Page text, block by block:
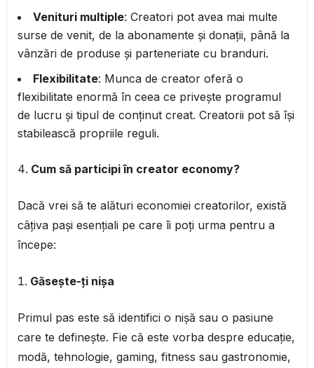
Venituri multiple: Creatori pot avea mai multe
surse de venit, de la abonamente și donații, până la
vânzări de produse și parteneriate cu branduri.
Flexibilitate: Munca de creator oferă o
flexibilitate enormă în ceea ce privește programul
de lucru și tipul de conținut creat. Creatorii pot să își
stabilească propriile reguli.
Cum să participi în creator economy?
Dacă vrei să te alături economiei creatorilor, există
câțiva pași esențiali pe care îi poți urma pentru a
începe:
Găsește-ți nișa
Primul pas este să identifici o nișă sau o pasiune
care te definește. Fie că este vorba despre educație,
modă, tehnologie, gaming, fitness sau gastronomie,